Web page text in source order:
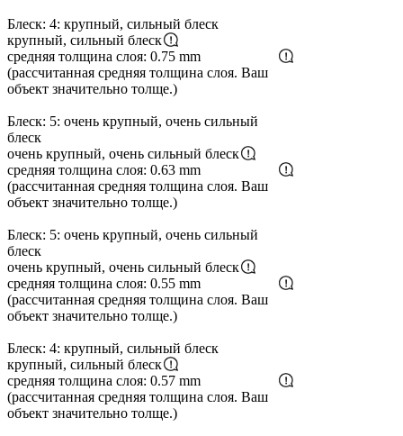
Блеск: 4: крупный, сильный блеск
крупный, сильный блеск
средняя толщина слоя: 0.75 mm
(рассчитанная средняя толщина слоя. Ваш
объект значительно толще.)
Блеск: 5: очень крупный, очень сильный
блеск
очень крупный, очень сильный блеск
средняя толщина слоя: 0.63 mm
(рассчитанная средняя толщина слоя. Ваш
объект значительно толще.)
Блеск: 5: очень крупный, очень сильный
блеск
очень крупный, очень сильный блеск
средняя толщина слоя: 0.55 mm
(рассчитанная средняя толщина слоя. Ваш
объект значительно толще.)
Блеск: 4: крупный, сильный блеск
крупный, сильный блеск
средняя толщина слоя: 0.57 mm
(рассчитанная средняя толщина слоя. Ваш
объект значительно толще.)